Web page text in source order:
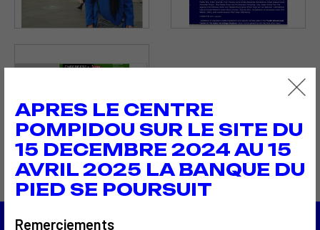
APRES LE CENTRE
POMPIDOU SUR LE SITE DU
15 DECEMBRE 2024 AU 15
AVRIL 2025 LA BANQUE DU
PIED SE POURSUIT
Remerciements